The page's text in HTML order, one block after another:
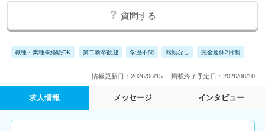
質問する
職種・業種未経験OK 第二新卒歓迎 学歴不問 転勤なし 完全週休2日制
情報更新日：2026/06/15 掲載終了予定日：2026/08/10
求人情報 メッセージ インタビュー